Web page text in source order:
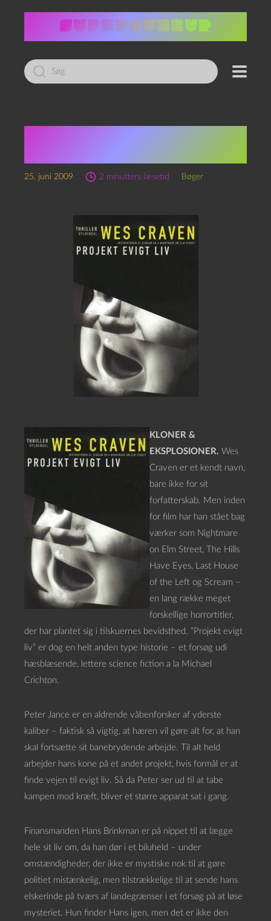
Led
efter:
25. juni 2009 2 minutters læsetid Bøger
KLONER &
EKSPLOSIONER. Wes
Craven er et kendt navn,
bare ikke for sit
forfatterskab. Men inden
for film har han stået bag
værker som Nightmare
on Elm Street, The Hills
Have Eyes, Last House
of the Left og Scream –
en lang række meget
forskellige horrortitler,
der har plantet sig i tilskuernes bevidsthed. ”Projekt evigt
liv” er dog en helt anden type historie – et forsøg udi
hæsblæsende, lettere science fiction a la Michael
Crichton.
Peter Jance er en aldrende våbenforsker af yderste
kaliber – faktisk så vigtig, at hæren vil gøre alt for, at han
skal fortsætte sit banebrydende arbejde. Til alt held
arbejder hans kone på et andet projekt, hvis formål er at
finde vejen til evigt liv. Så da Peter ser ud til at tabe
kampen mod kræft, bliver et større apparat sat i gang.
Finansmanden Hans Brinkman er på nippet til at lægge
hele sit liv om, da han dør i et biluheld – under
omstændigheder, der ikke er mystiske nok til at gøre
politiet mistænkelig, men tilstrækkelige til at sende hans
elskerinde på tværs af landegrænser i et forsøg på at løse
mysteriet. Hun finder Hans igen, men det er ikke den